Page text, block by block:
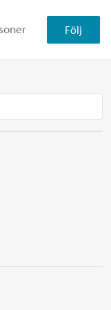
Följ